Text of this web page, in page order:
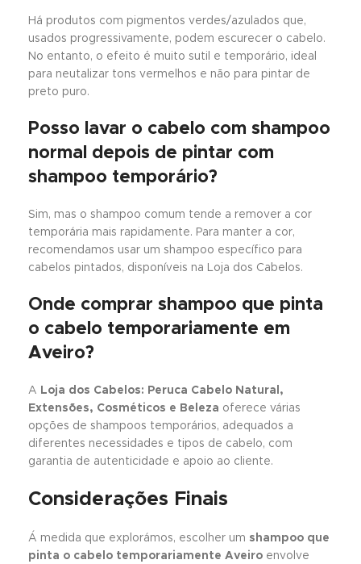
Há produtos com pigmentos verdes/azulados que,
usados progressivamente, podem escurecer o cabelo.
No entanto, o efeito é muito sutil e temporário, ideal
para neutalizar tons vermelhos e não para pintar de
preto puro.
Posso lavar o cabelo com shampoo
normal depois de pintar com
shampoo temporário?
Sim, mas o shampoo comum tende a remover a cor
temporária mais rapidamente. Para manter a cor,
recomendamos usar um shampoo específico para
cabelos pintados, disponíveis na Loja dos Cabelos.
Onde comprar shampoo que pinta
o cabelo temporariamente em
Aveiro?
A Loja dos Cabelos: Peruca Cabelo Natural,
Extensões, Cosméticos e Beleza oferece várias
opções de shampoos temporários, adequados a
diferentes necessidades e tipos de cabelo, com
garantia de autenticidade e apoio ao cliente.
Considerações Finais
Á medida que explorámos, escolher um shampoo que
pinta o cabelo temporariamente Aveiro envolve